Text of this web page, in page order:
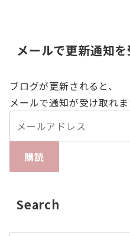
メールで更新通知
ブログが更新されると、
メールで通知が受け取れ
購読
Search